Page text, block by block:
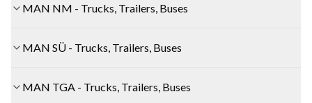
MAN NM - Trucks, Trailers, Buses
MAN SÜ - Trucks, Trailers, Buses
MAN TGA - Trucks, Trailers, Buses